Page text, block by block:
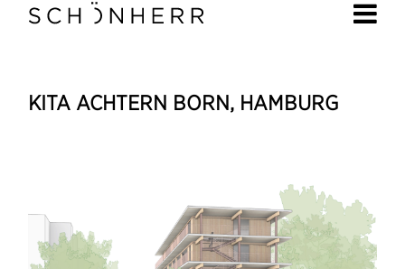
KITA ACHTERN BORN, HAMBURG